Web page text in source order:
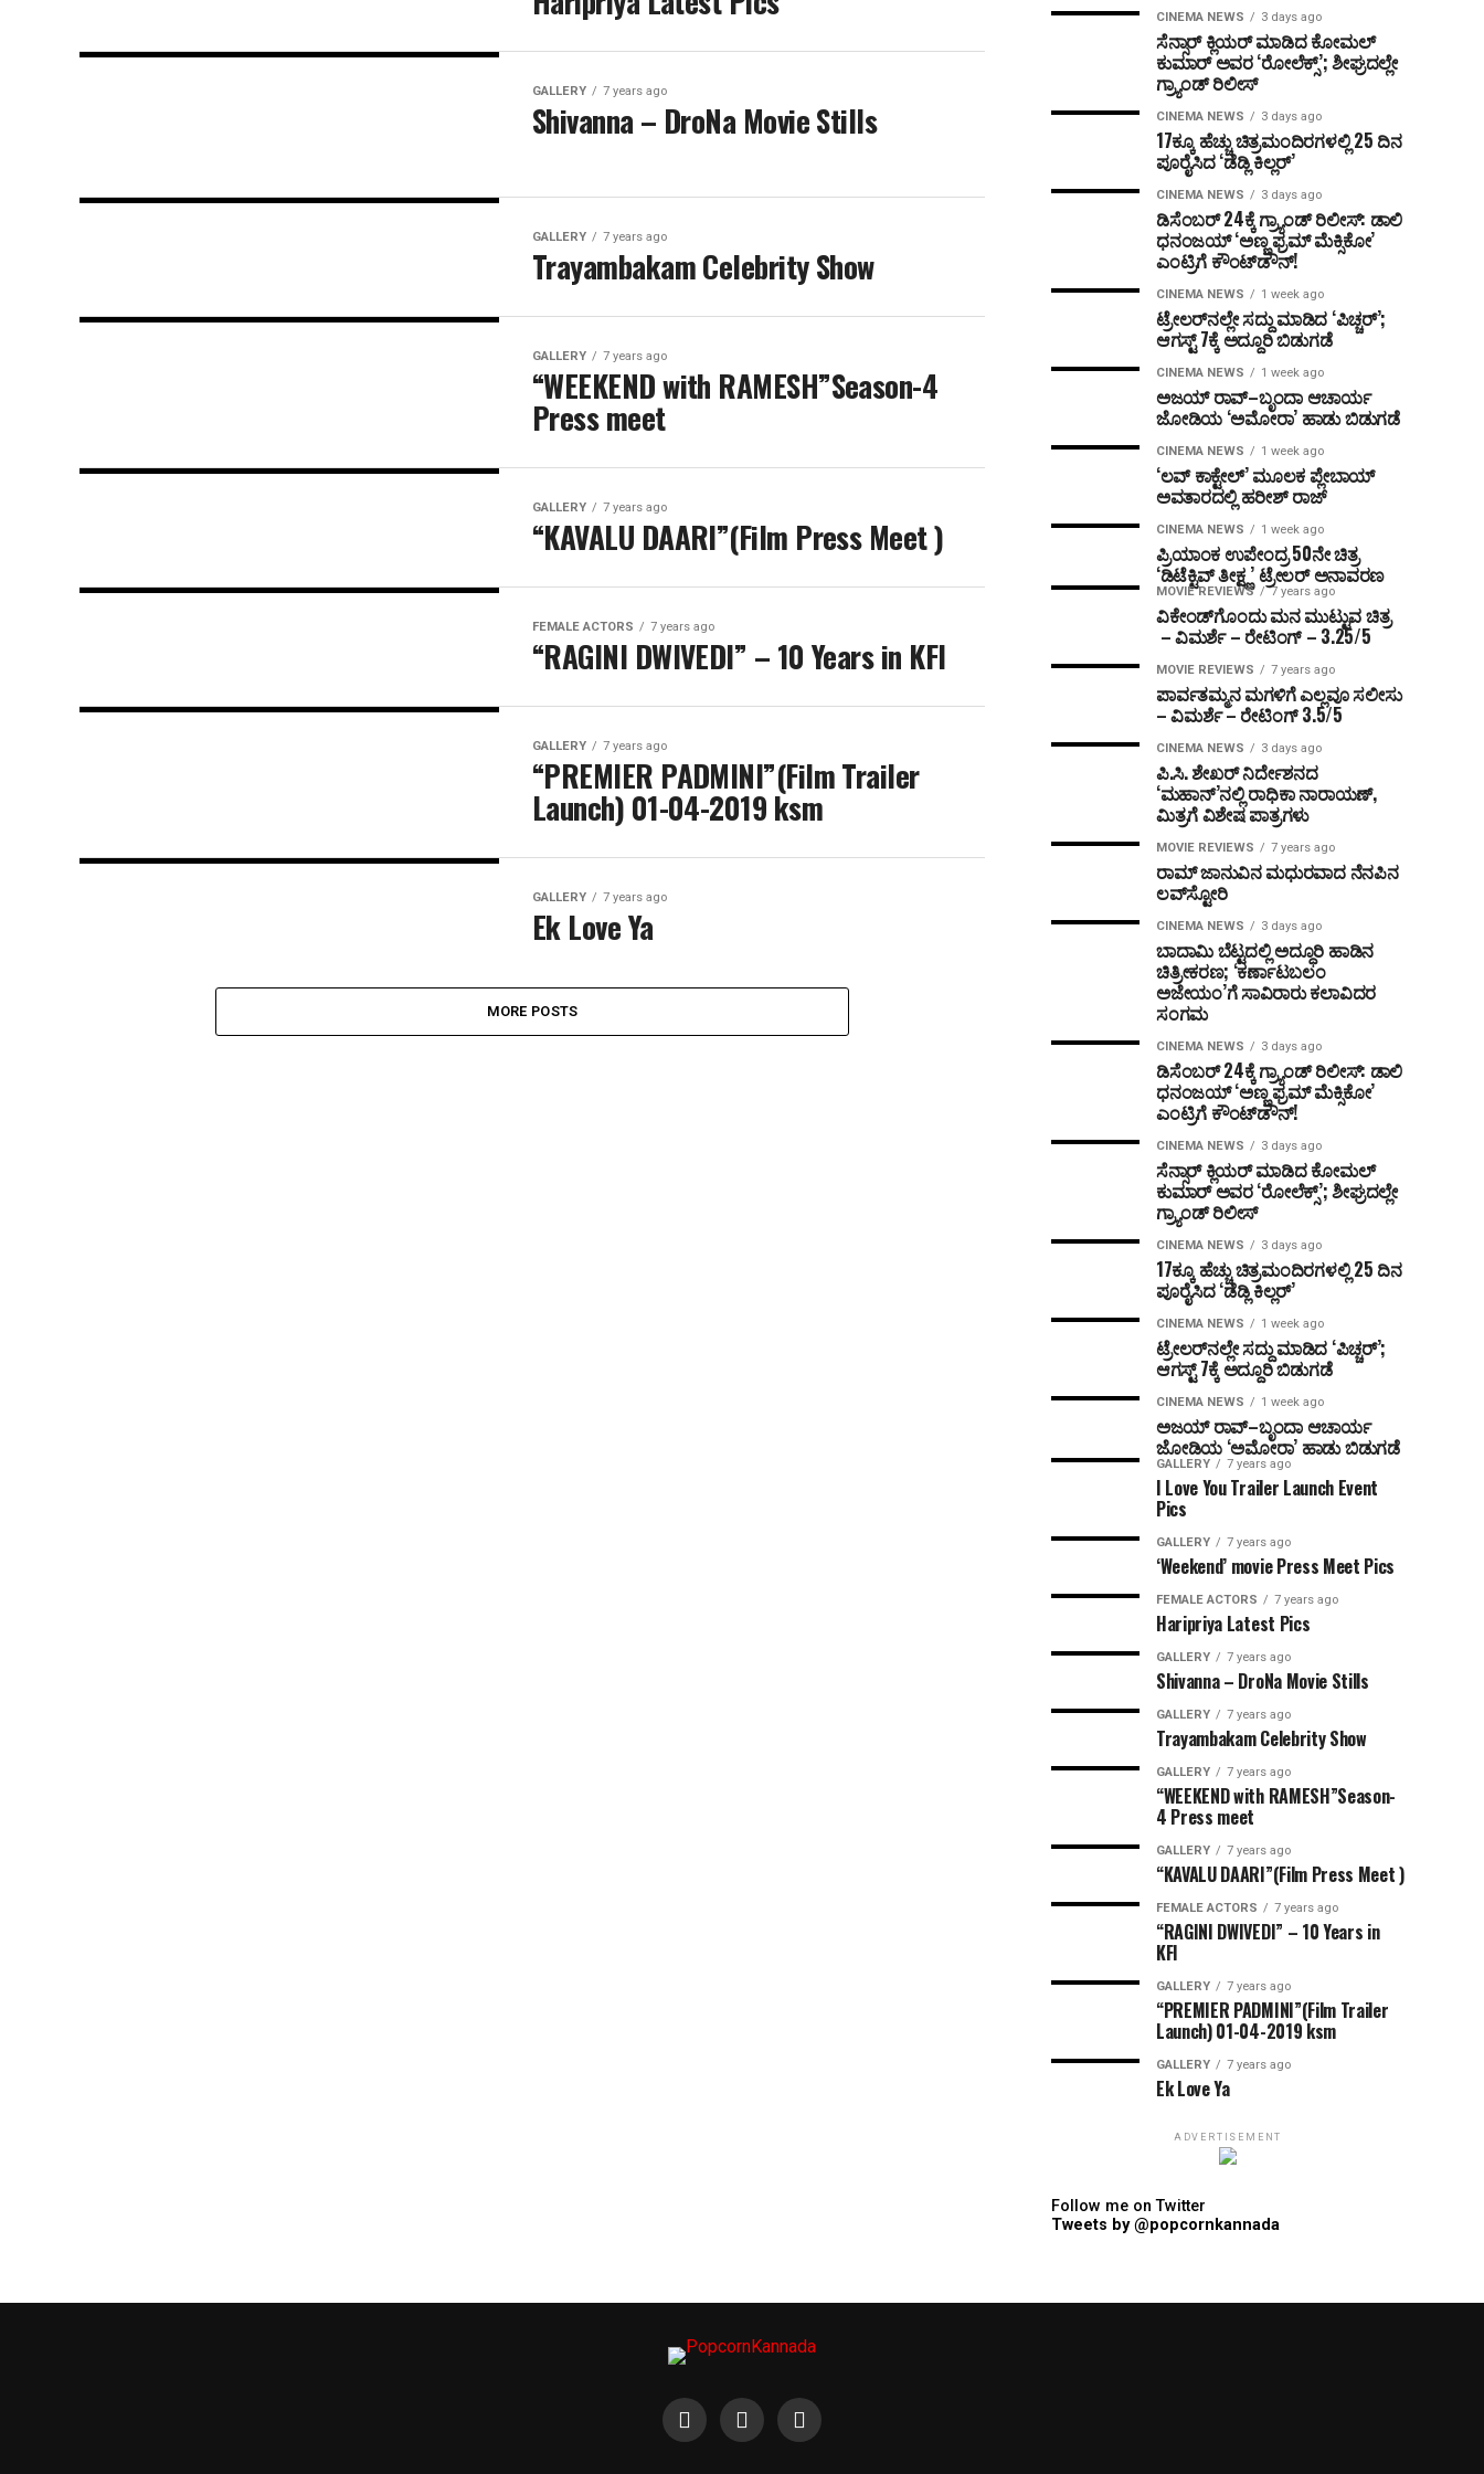
GALLERY 7 years ago
Shivanna – DroNa Movie Stills
GALLERY 7 years ago
Trayambakam Celebrity Show
GALLERY 7 years ago
“WEEKEND with RAMESH”Season-4
Press meet
GALLERY 7 years ago
“KAVALU DAARI”(Film Press Meet )
FEMALE ACTORS 7 years ago
“RAGINI DWIVEDI” – 10 Years in KFI
GALLERY 7 years ago
“PREMIER PADMINI”(Film Trailer
Launch) 01-04-2019 ksm
GALLERY 7 years ago
Ek Love Ya
MORE POSTS
CINEMA NEWS 3 days ago
ಸೆನ್ಸಾರ್ ಕ್ಲಿಯರ್ ಮಾಡಿದ ಕೋಮಲ್
ಕುಮಾರ್ ಅವರ ‘ರೋಲೆಕ್ಸ್’; ಶೀಘ್ರದಲ್ಲೇ
ಗ್ರ್ಯಾಂಡ್ ರಿಲೀಸ್
CINEMA NEWS 3 days ago
17ಕ್ಕೂ ಹೆಚ್ಚು ಚಿತ್ರಮಂದಿರಗಳಲ್ಲಿ 25 ದಿನ
ಪೂರೈಸಿದ ‘ಡೆಡ್ಲಿ ಕಿಲ್ಲರ್’
CINEMA NEWS 3 days ago
ಡಿಸೆಂಬರ್ 24ಕ್ಕೆ ಗ್ರ್ಯಾಂಡ್ ರಿಲೀಸ್: ಡಾಲಿ
ಧನಂಜಯ್ ‘ಅಣ್ಣ ಫ್ರಮ್ ಮೆಕ್ಸಿಕೋ’
ಎಂಟ್ರಿಗೆ ಕೌಂಟ್‌ಡೌನ್!
CINEMA NEWS 1 week ago
ಟ್ರೇಲರ್‌ನಲ್ಲೇ ಸದ್ದು ಮಾಡಿದ ‘ಪಿಚ್ಚರ್’;
ಆಗಸ್ಟ್ 7ಕ್ಕೆ ಅದ್ದೂರಿ ಬಿಡುಗಡೆ
CINEMA NEWS 1 week ago
ಅಜಯ್ ರಾವ್–ಬೃಂದಾ ಆಚಾರ್ಯ
ಜೋಡಿಯ ‘ಅಮೋರಾ’ ಹಾಡು ಬಿಡುಗಡೆ
CINEMA NEWS 1 week ago
‘ಲವ್ ಕಾಕ್ಟೇಲ್’ ಮೂಲಕ ಪ್ಲೇಬಾಯ್
ಅವತಾರದಲ್ಲಿ ಹರೀಶ್ ರಾಜ್
CINEMA NEWS 1 week ago
ಪ್ರಿಯಾಂಕ ಉಪೇಂದ್ರ 50ನೇ ಚಿತ್ರ
‘ಡಿಟೆಕ್ಟಿವ್ ತೀಕ್ಷ್ಣ’ ಟ್ರೇಲರ್ ಅನಾವರಣ
MOVIE REVIEWS 7 years ago
ವಿಕೇಂಡ್‌ಗೊಂದು ಮನ ಮುಟ್ಟುವ ಚಿತ್ರ
– ವಿಮರ್ಶೆ – ರೇಟಿಂಗ್ – 3.25/5
MOVIE REVIEWS 7 years ago
ಪಾರ್ವತಮ್ಮನ ಮಗಳಿಗೆ ಎಲ್ಲವೂ ಸಲೀಸು
– ವಿಮರ್ಶೆ – ರೇಟಿಂಗ್ 3.5/5
CINEMA NEWS 3 days ago
ಪಿ.ಸಿ. ಶೇಖರ್ ನಿರ್ದೇಶನದ
‘ಮಹಾನ್’ನಲ್ಲಿ ರಾಧಿಕಾ ನಾರಾಯಣ್,
ಮಿತ್ರಗೆ ವಿಶೇಷ ಪಾತ್ರಗಳು
MOVIE REVIEWS 7 years ago
ರಾಮ್‌ ಜಾನುವಿನ ಮಧುರವಾದ ನೆನಪಿನ
ಲವ್‌ಸ್ಟೋರಿ
CINEMA NEWS 3 days ago
ಬಾದಾಮಿ ಬೆಟ್ಟದಲ್ಲಿ ಅದ್ಧೂರಿ ಹಾಡಿನ
ಚಿತ್ರೀಕರಣ; ‘ಕರ್ಣಾಟಬಲಂ
ಅಜೇಯಂ’ಗೆ ಸಾವಿರಾರು ಕಲಾವಿದರ
ಸಂಗಮ
CINEMA NEWS 3 days ago
ಡಿಸೆಂಬರ್ 24ಕ್ಕೆ ಗ್ರ್ಯಾಂಡ್ ರಿಲೀಸ್: ಡಾಲಿ
ಧನಂಜಯ್ ‘ಅಣ್ಣ ಫ್ರಮ್ ಮೆಕ್ಸಿಕೋ’
ಎಂಟ್ರಿಗೆ ಕೌಂಟ್‌ಡೌನ್!
CINEMA NEWS 3 days ago
ಸೆನ್ಸಾರ್ ಕ್ಲಿಯರ್ ಮಾಡಿದ ಕೋಮಲ್
ಕುಮಾರ್ ಅವರ ‘ರೋಲೆಕ್ಸ್’; ಶೀಘ್ರದಲ್ಲೇ
ಗ್ರ್ಯಾಂಡ್ ರಿಲೀಸ್
CINEMA NEWS 3 days ago
17ಕ್ಕೂ ಹೆಚ್ಚು ಚಿತ್ರಮಂದಿರಗಳಲ್ಲಿ 25 ದಿನ
ಪೂರೈಸಿದ ‘ಡೆಡ್ಲಿ ಕಿಲ್ಲರ್’
CINEMA NEWS 1 week ago
ಟ್ರೇಲರ್‌ನಲ್ಲೇ ಸದ್ದು ಮಾಡಿದ ‘ಪಿಚ್ಚರ್’;
ಆಗಸ್ಟ್ 7ಕ್ಕೆ ಅದ್ದೂರಿ ಬಿಡುಗಡೆ
CINEMA NEWS 1 week ago
ಅಜಯ್ ರಾವ್–ಬೃಂದಾ ಆಚಾರ್ಯ
ಜೋಡಿಯ ‘ಅಮೋರಾ’ ಹಾಡು ಬಿಡುಗಡೆ
GALLERY 7 years ago
I Love You Trailer Launch Event
Pics
GALLERY 7 years ago
‘Weekend’ movie Press Meet Pics
FEMALE ACTORS 7 years ago
Haripriya Latest Pics
GALLERY 7 years ago
Shivanna – DroNa Movie Stills
GALLERY 7 years ago
Trayambakam Celebrity Show
GALLERY 7 years ago
“WEEKEND with RAMESH”Season-
4 Press meet
GALLERY 7 years ago
“KAVALU DAARI”(Film Press Meet )
FEMALE ACTORS 7 years ago
“RAGINI DWIVEDI” – 10 Years in
KFI
GALLERY 7 years ago
“PREMIER PADMINI”(Film Trailer
Launch) 01-04-2019 ksm
GALLERY 7 years ago
Ek Love Ya
ADVERTISEMENT
Follow me on Twitter
Tweets by @popcornkannada